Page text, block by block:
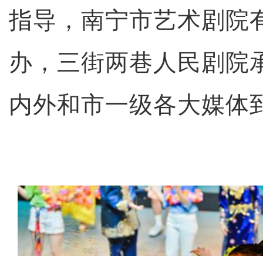
指导，南宁市艺术剧院
办，三街两巷人民剧院
内外和市一级各大媒体